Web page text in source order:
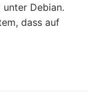
Debian.
dass auf